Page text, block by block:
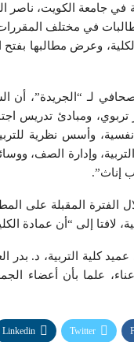
جامعة الكويت، ناصر
في مختلف
وعرض مطالبها
لـ “الجريدة”، أن
تربوي، ومبادئ تدريس
وأسس نظرية
وإدارة الصف،
إناث”.
الفترة المقبلة على
لافتا إلى “أن عمادة
علما بأن أعضاء
Twitter
Linkedin